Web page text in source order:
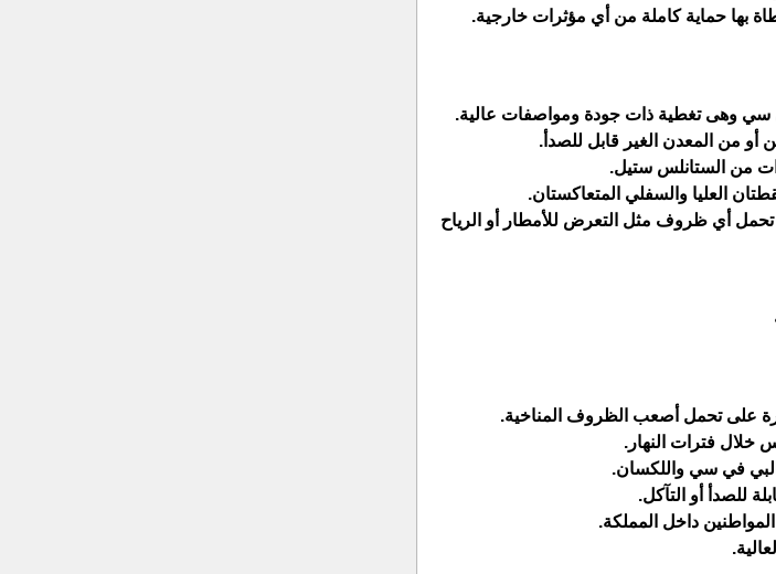
بها حماية كاملة من أي مؤثرات خارجية.
سي وهى تغطية ذات جودة ومواصفات عالية.
من المعدن الغير قابل للصدأ.
من الستانلس ستيل.
العليا والسفلي المتعاكستان.
تحمل أي ظروف مثل التعرض للأمطار أو الرياح
على تحمل أصعب الظروف المناخية.
خلال فترات النهار.
البي في سي واللكسان.
للصدأ أو التآكل.
داخل المملكة.